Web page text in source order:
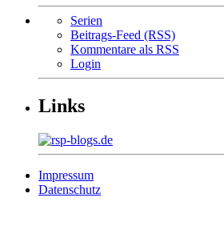
Serien
Beitrags-Feed (RSS)
Kommentare als RSS
Login
Links
Impressum
Datenschutz